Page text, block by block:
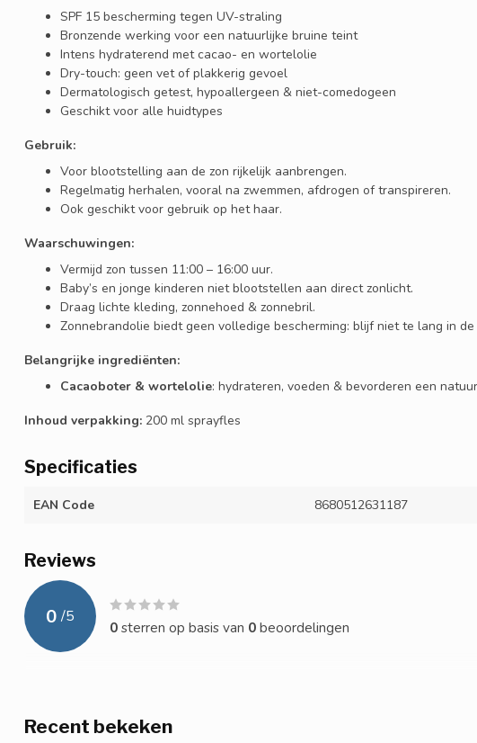
SPF 15 bescherming tegen UV-straling
Bronzende werking voor een natuurlijke bruine teint
Intens hydraterend met cacao- en wortelolie
Dry-touch: geen vet of plakkerig gevoel
Dermatologisch getest, hypoallergeen & niet-comedogeen
Geschikt voor alle huidtypes
Gebruik:
Voor blootstelling aan de zon rijkelijk aanbrengen.
Regelmatig herhalen, vooral na zwemmen, afdrogen of transpireren.
Ook geschikt voor gebruik op het haar.
Waarschuwingen:
Vermijd zon tussen 11:00 – 16:00 uur.
Baby’s en jonge kinderen niet blootstellen aan direct zonlicht.
Draag lichte kleding, zonnehoed & zonnebril.
Zonnebrandolie biedt geen volledige bescherming: blijf niet te lang in de
Belangrijke ingrediënten:
Cacaoboter & wortelolie: hydrateren, voeden & bevorderen een
Inhoud verpakking: 200 ml sprayfles
Specificaties
EAN Code 8680512631187
Reviews
0 /5
0sterren op basis van 0beoordelingen
Recent bekeken